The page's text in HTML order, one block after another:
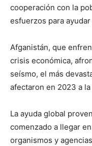
cooperación con la
esfuerzos para
Afganistán, que
crisis económica,
seísmo, el más
afectaron en 2023 a
La ayuda global
comenzado a llegar
organismos y